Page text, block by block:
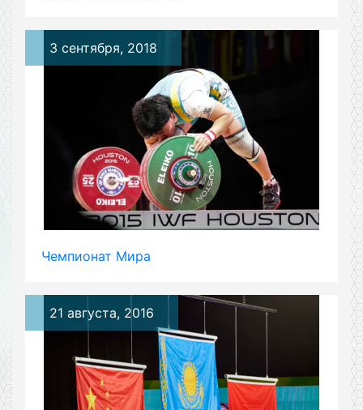
Чемпионат Мира
3 сентября, 2018
21 августа, 2016